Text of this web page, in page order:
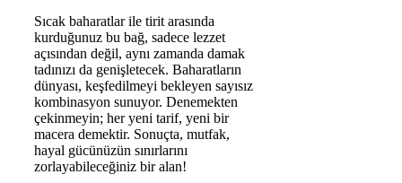
Sıcak baharatlar ile tirit arasında
kurduğunuz bu bağ, sadece lezzet
açısından değil, aynı zamanda damak
tadınızı da genişletecek. Baharatların
dünyası, keşfedilmeyi bekleyen sayısız
kombinasyon sunuyor. Denemekten
çekinmeyin; her yeni tarif, yeni bir
macera demektir. Sonuçta, mutfak,
hayal gücünüzün sınırlarını
zorlayabileceğiniz bir alan!